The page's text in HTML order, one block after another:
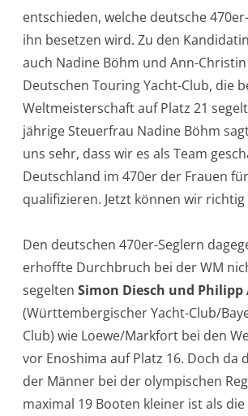
entschieden, welche deutsche
ihn besetzen wird. Zu den
auch Nadine Böhm und Ann-
Deutschen Touring Yacht-Club, die
Weltmeisterschaft auf Platz 21
jährige Steuerfrau Nadine Böhm
uns sehr, dass wir es als Team
Deutschland im 470er der Frauen
qualifizieren. Jetzt können wir richtig
Den deutschen 470er-Seglern
erhoffte Durchbruch bei der WM
segelten Simon Diesch und
(Württembergischer Yacht-Club/
Club) wie Loewe/Markfort bei den
vor Enoshima auf Platz 16. Doch da
der Männer bei der olympischen
maximal 19 Booten kleiner ist als